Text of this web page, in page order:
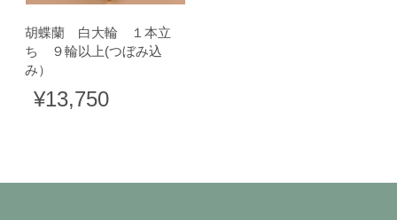
胡蝶蘭 白大輪 １本立
ち ９輪以上(つぼみ込
み）
¥13,750